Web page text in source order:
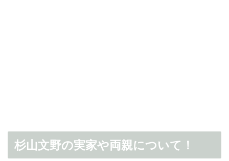
杉山文野の実家や両親について！